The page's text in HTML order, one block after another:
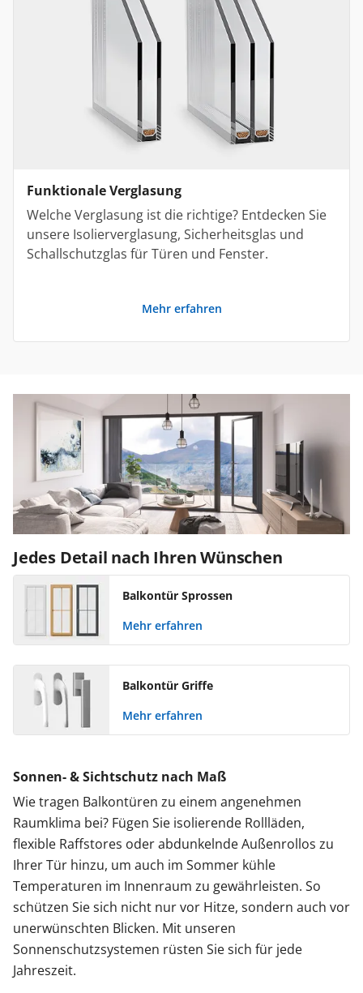
Funktionale Verglasung
Welche Verglasung ist die richtige? Entdecken Sie
unsere Isolierverglasung, Sicherheitsglas und
Schallschutzglas für Türen und Fenster.
Mehr erfahren
Jedes Detail nach Ihren Wünschen
Balkontür Sprossen
Mehr erfahren
Balkontür Griffe
Mehr erfahren
Sonnen- & Sichtschutz nach Maß
Wie tragen Balkontüren zu einem angenehmen
Raumklima bei? Fügen Sie isolierende Rollläden,
flexible Raffstores oder abdunkelnde Außenrollos zu
Ihrer Tür hinzu, um auch im Sommer kühle
Temperaturen im Innenraum zu gewährleisten. So
schützen Sie sich nicht nur vor Hitze, sondern auch vor
unerwünschten Blicken. Mit unseren
Sonnenschutzsystemen rüsten Sie sich für jede
Jahreszeit.